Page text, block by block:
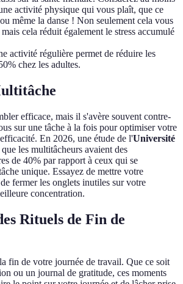
activité physique qui vous plaît, que ce
même la danse ! Non seulement cela vous
cela réduit également le stress accumulé
activité régulière permet de réduire les
chez les adultes.
efficace, mais il s'avère souvent contre-
sur une tâche à la fois pour optimiser votre
En 2026, une étude de l'Université
les multitâcheurs avaient des
de 40% par rapport à ceux qui se
unique. Essayez de mettre votre
fermer les onglets inutiles sur votre
concentration.
Rituels de Fin de
fin de votre journée de travail. Que ce soit
ou un journal de gratitude, ces moments